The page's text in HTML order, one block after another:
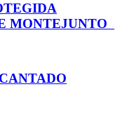
MONTEJUNTO